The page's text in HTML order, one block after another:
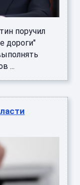
поручил
дороги"
...